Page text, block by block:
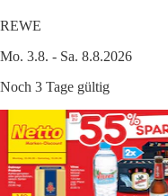
REWE
Mo. 3.8. - Sa. 8.8.2026
Noch 3 Tage gültig